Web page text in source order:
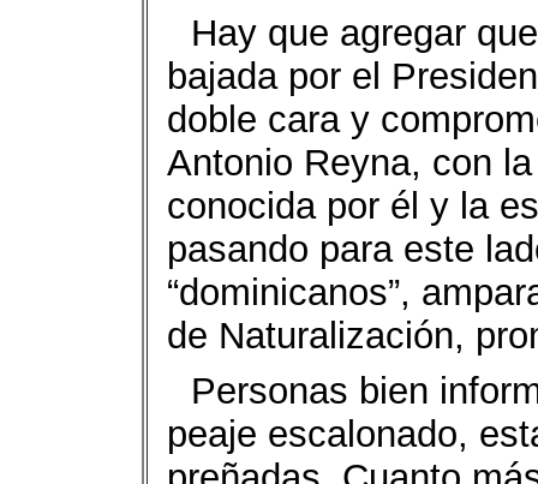
Hay que agregar
bajada por el
doble cara y
Antonio Reyna, con
conocida por él y la
pasando para este
“dominicanos”,
de Naturalización,
Personas bien
peaje escalonado,